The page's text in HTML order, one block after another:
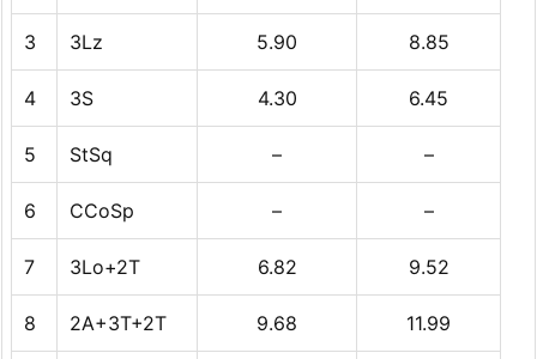
3 3Lz 5.90 8.85
4 3S 4.30 6.45
5 StSq – –
6 CCoSp – –
7 3Lo+2T 6.82 9.52
8 2A+3T+2T 9.68 11.99